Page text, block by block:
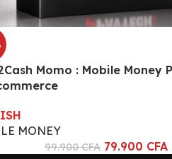
Momo : Mobile Money
MONEY
99.900CFA 79.900 CFA